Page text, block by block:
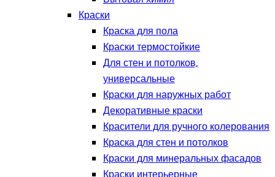
Краски
Краска для пола
Краски термостойкие
Для стен и потолков,
универсальные
Краски для наружных работ
Декоративные краски
Красители для ручного колерования
Краска для стен и потолков
Краски для минеральных фасадов